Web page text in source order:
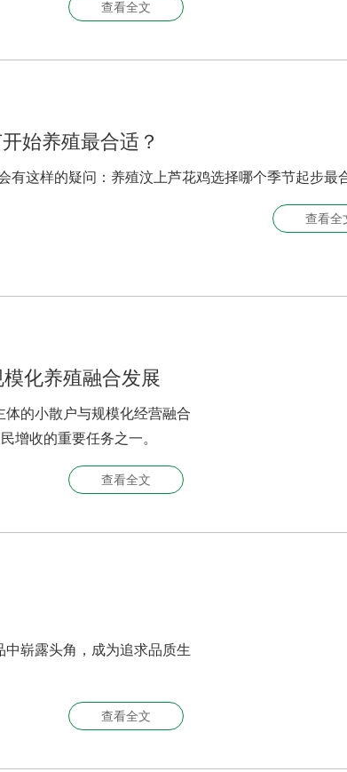
查看全文
始养殖最合适？
有这样的疑问：养殖汶上芦花鸡选择哪个季节起步最
查看全
化养殖融合发展
的小散户与规模化经营融合
增收的重要任务之一。
查看全文
崭露头角，成为追求品质生
查看全文